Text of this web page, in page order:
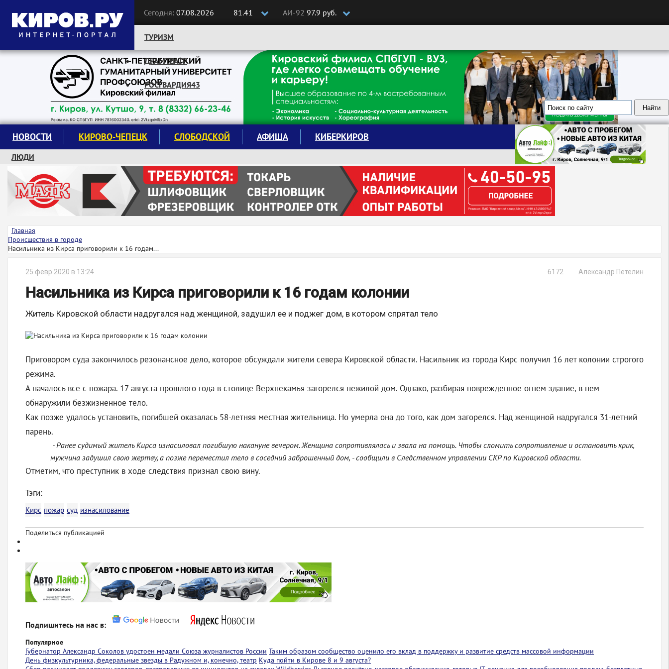
Сегодня: 07.08.2026 81.41 АИ-92 97.9 руб.
Следите за новостями:
ТУРИЗМ
ДРАМТЕАТР
РОСГВАРДИЯ43
НОВОСТИ КИРОВО-ЧЕПЕЦК СЛОБОДСКОЙ АФИША КИБЕРКИРОВ
ЛЮДИ
КРУЖКИ И СЕКЦИИ
ЗАВОДУ "МАЯК" 85 ЛЕТ
ЭКОЛОГИЯ
Главная
Происшествия в городе
Насильника из Кирса приговорили к 16 годам...
25 февр 2020 в 13:24 Александр Петелин
6172
Насильника из Кирса приговорили к 16 годам колонии
Житель Кировской области надругался над женщиной, задушил ее и поджег дом, в котором спрятал тело
Приговором суда закончилось резонансное дело, которое обсуждали жители севера Кировской области. Насильник из города Кирс получил 16 лет колонии строгого
режима.
А началось все с пожара. 17 августа прошлого года в столице Верхнекамья загорелся нежилой дом. Однако, разбирая поврежденное огнем здание, в нем
обнаружили безжизненное тело.
Как позже удалось установить, погибшей оказалась 58-летняя местная жительница. Но умерла она до того, как дом загорелся. Над женщиной надругался 31-летний
парень.
- Ранее судимый житель Кирса изнасиловал погибшую накануне вечером. Женщина сопротивлялась и звала на помощь. Чтобы сломить сопротивление и остановить крик,
мужчина задушил свою жертву, а позже переместил тело в соседний заброшенный дом, - сообщили в Следственном управлении СКР по Кировской области.
Отметим, что преступник в ходе следствия признал свою вину.
Тэги:
Кирс пожар суд изнасилование
Поделиться публикацией
Подпишитесь на нас в:
Популярное
Губернатор Александр Соколов удостоен медали Союза журналистов России Таким образом сообщество оценило его вклад в поддержку и развитие средств массовой информации
День физкультурника, федеральные звезды в Радужном и, конечно, театр Куда пойти в Кирове 8 и 9 августа?